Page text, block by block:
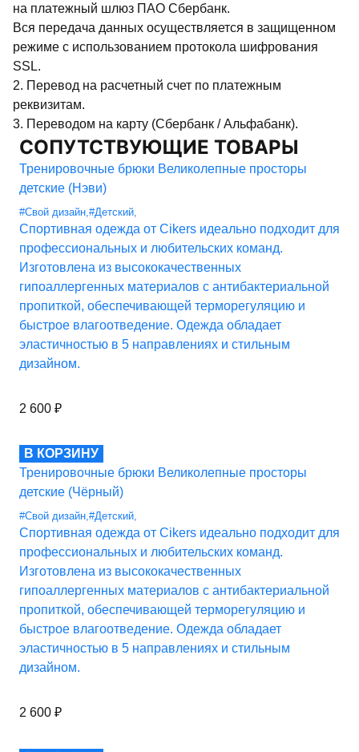
на платежный шлюз ПАО Сбербанк.
Вся передача данных осуществляется в защищенном
режиме с использованием протокола шифрования
SSL.
2. Перевод на расчетный счет по платежным
реквизитам.
3. Переводом на карту (Сбербанк / Альфабанк).
СОПУТСТВУЮЩИЕ ТОВАРЫ
Тренировочные брюки Великолепные просторы
детские (Нэви)
#Свой дизайн #Детский
Спортивная одежда от Cikers идеально подходит для
профессиональных и любительских команд.
Изготовлена из высококачественных
гипоаллергенных материалов с антибактериальной
пропиткой, обеспечивающей терморегуляцию и
быстрое влагоотведение. Одежда обладает
эластичностью в 5 направлениях и стильным
дизайном.
2 600 ₽
В КОРЗИНУ
Тренировочные брюки Великолепные просторы
детские (Чёрный)
#Свой дизайн #Детский
Спортивная одежда от Cikers идеально подходит для
профессиональных и любительских команд.
Изготовлена из высококачественных
гипоаллергенных материалов с антибактериальной
пропиткой, обеспечивающей терморегуляцию и
быстрое влагоотведение. Одежда обладает
эластичностью в 5 направлениях и стильным
дизайном.
2 600 ₽